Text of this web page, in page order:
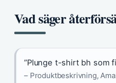
Vad säger
”Plunge t-shirt bh som
– Produktbeskrivning,